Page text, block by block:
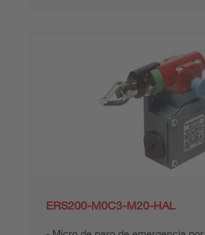
ERS200-M0C3-M20-HAL